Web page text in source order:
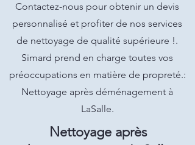
Contactez-nous pour obtenir un devis
personnalisé et profiter de nos services
de nettoyage de qualité supérieure !.
Simard prend en charge toutes vos
préoccupations en matière de propreté.:
Nettoyage après déménagement à
LaSalle.
Nettoyage après